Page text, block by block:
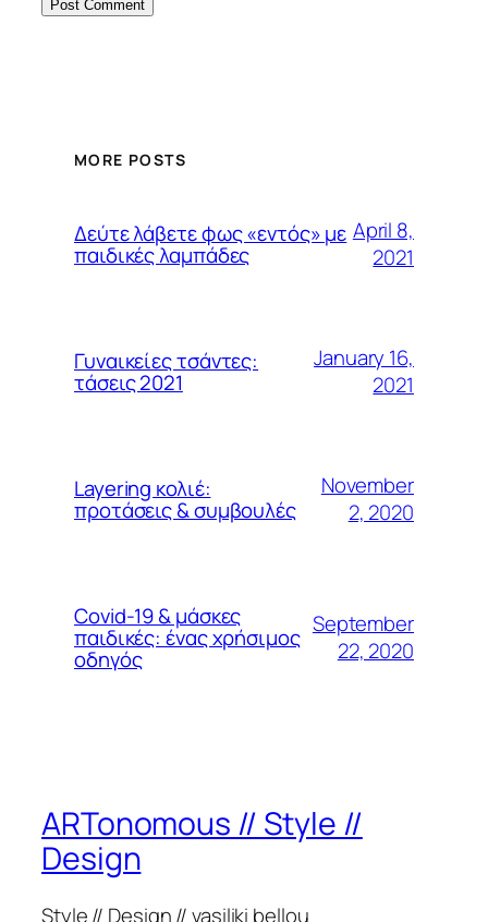
MORE POSTS
Δεύτε λάβετε φως «εντός» με
παιδικές λαμπάδες
April 8,
2021
Γυναικείες τσάντες:
τάσεις 2021
January 16,
2021
Layering κολιέ:
προτάσεις & συμβουλές
November
2, 2020
Covid-19 & μάσκες
παιδικές: ένας χρήσιμος
οδηγός
September
22, 2020
ARTonomous // Style //
Design
Style // Design // vasiliki bellou